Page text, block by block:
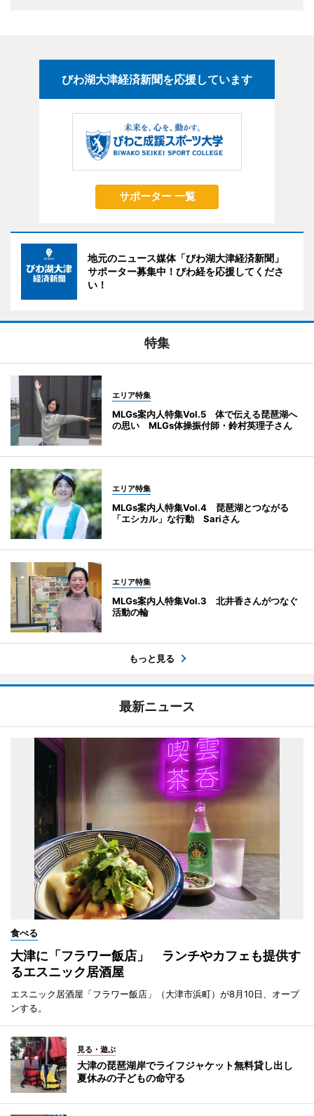
びわ湖大津経済新聞を応援しています
サポーター 一覧
地元のニュース媒体「びわ湖大津経済新聞」
サポーター募集中！びわ経を応援してくださ
い！
特集
エリア特集
MLGs案内人特集Vol.5 体で伝える琵琶湖へ
の思い MLGs体操振付師・鈴村英理子さん
エリア特集
MLGs案内人特集Vol.4 琵琶湖とつながる
「エシカル」な行動 Sariさん
エリア特集
MLGs案内人特集Vol.3 北井香さんがつなぐ
活動の輪
もっと見る
最新ニュース
食べる
大津に「フラワー飯店」 ランチやカフェも提供す
るエスニック居酒屋
エスニック居酒屋「フラワー飯店」（大津市浜町）が8月10日、オープ
ンする。
見る・遊ぶ
大津の琵琶湖岸でライフジャケット無料貸し出し
夏休みの子どもの命守る